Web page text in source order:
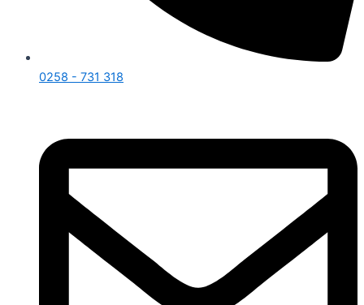
0258 - 731 318